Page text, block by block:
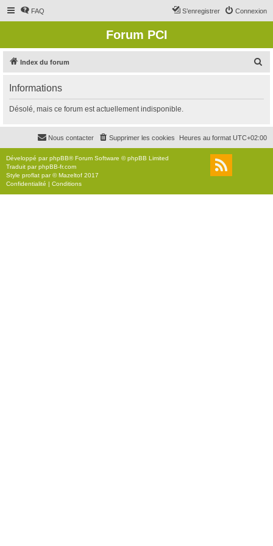
FAQ Connexion
S’enregistrer
Forum PCI
Index du forum
r
c
r
Informations
Désolé, mais ce forum est actuellement indisponible.
Heures au format UTC+02:00
Supprimer les cookies
Nous contacter
Développé parphpBB® Forum Software © phpBB Limited
Traduit parphpBB-fr.com
Style proflat par ©Mazeltof 2017
Confidentialité | Conditions